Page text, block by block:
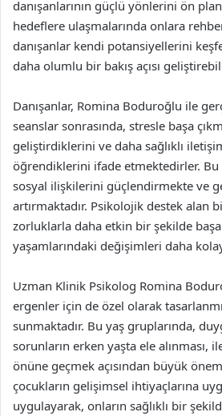
danışanlarının güçlü yönlerini ön
hedeflere ulaşmalarında onlara
danışanlar kendi potansiyellerini
daha olumlu bir bakış açısı
Danışanlar, Romina Boduroğlu ile
seanslar sonrasında, stresle başa
geliştirdiklerini ve daha sağlıklı
öğrendiklerini ifade etmektedirler. Bu
sosyal ilişkilerini güçlendirmekte ve
artırmaktadır. Psikolojik destek alan
zorluklarla daha etkin bir şekilde
yaşamlarındaki değişimleri daha
Uzman Klinik Psikolog Romina
ergenler için de özel olarak
sunmaktadır. Bu yaş gruplarında,
sorunların erken yaşta ele alınması,
önüne geçmek açısından büyük
çocukların gelişimsel ihtiyaçlarına
uygulayarak, onların sağlıklı bir